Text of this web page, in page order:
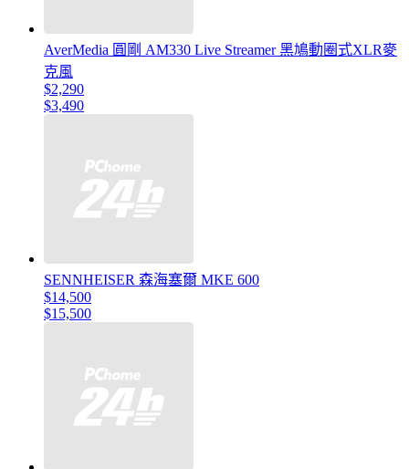
AverMedia 圓剛 AM330 Live Streamer 黑鳩動圈式XLR麥
克風
$2,290
$3,490
SENNHEISER 森海塞爾 MKE 600
$14,500
$15,500